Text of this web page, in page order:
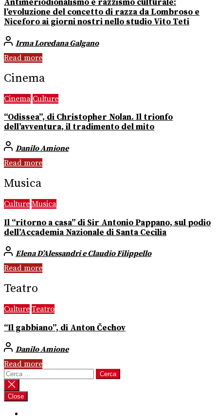
Antimeriodionalismo e razzismo culturale:
l’evoluzione del concetto di razza da Lombroso e
Niceforo ai giorni nostri nello studio Vito Teti
Irma Loredana Galgano
Read more
Cinema
Cinema Culture
“Odissea”, di Christopher Nolan. Il trionfo
dell’avventura, il tradimento del mito
Danilo Amione
Read more
Musica
Culture Musica
Il “ritorno a casa” di Sir Antonio Pappano, sul podio
dell’Accademia Nazionale di Santa Cecilia
Elena D’Alessandri e Claudio Filippello
Read more
Teatro
Culture Teatro
“Il gabbiano”, di Anton Čechov
Danilo Amione
Read more
Ricerca
per:
Close